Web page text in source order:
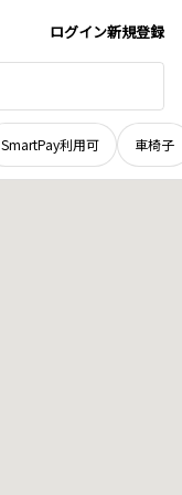
ログイン新規登録
SmartPay利用可 車椅子